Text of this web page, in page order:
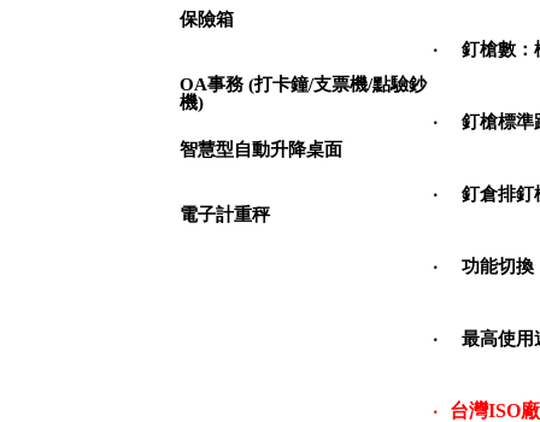
保險箱
OA事務 (打卡鐘/支票機/點驗鈔
機)
智慧型自動升降桌面
電子計重秤
‧ 釘槍數：
‧ 釘槍標準
‧ 釘倉排釘
‧ 功能切換
‧ 最高使用
‧ 台灣ISO